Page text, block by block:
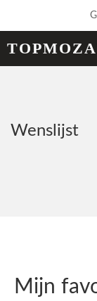
Wenslijst
Mijn